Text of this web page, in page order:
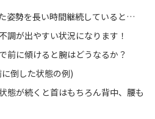
姿勢を長い時間継続していると…
調が出やすい状況になります！
前に傾けると腕はどうなるか？
倒した状態の例)
態が続くと首はもちろん背中、腰も